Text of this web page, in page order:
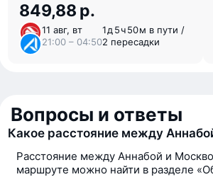
849,88 р.
11 авг, вт
21:00 – 04:50
1 ⁠д 5 ⁠ч 50 ⁠м в пути /
2 пересадки
Вопросы и ответы
Какое расстояние между
Расстояние между Аннабой и
маршруте можно найти в разделе